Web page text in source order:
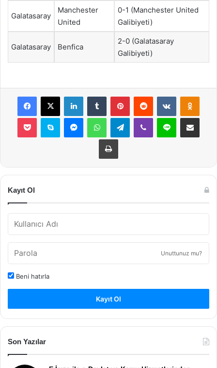
Galatasaray
Manchester
United
0-1 (Manchester United
Galibiyeti)
Galatasaray Benfica
2-0 (Galatasaray
Galibiyeti)
Facebook
X LinkedInTumblr PinterestReddit VKontakte
Pocket Skype MessengerWhatsAppTelegramViber Line E-Posta ile
Yazdır
Kayıt Ol
Unuttunuz mu?
Beni hatırla
Kayıt Ol
Son Yazılar